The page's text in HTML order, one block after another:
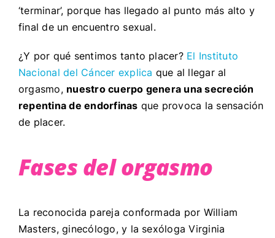
‘terminar’, porque has llegado al punto más alto y
final de un encuentro sexual.
¿Y por qué sentimos tanto placer? El Instituto
Nacional del Cáncer explica que al llegar al
orgasmo, nuestro cuerpo genera una secreción
repentina de endorfinas que provoca la sensación
de placer.
Fases del orgasmo
La reconocida pareja conformada por William
Masters, ginecólogo, y la sexóloga Virginia